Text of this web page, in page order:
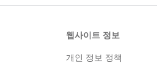
웹사이트 정보
개인 정보 정책